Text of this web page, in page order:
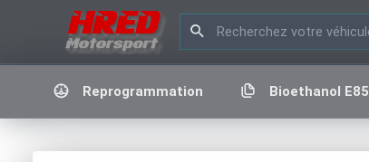
Reprogrammation Bioethanol E85